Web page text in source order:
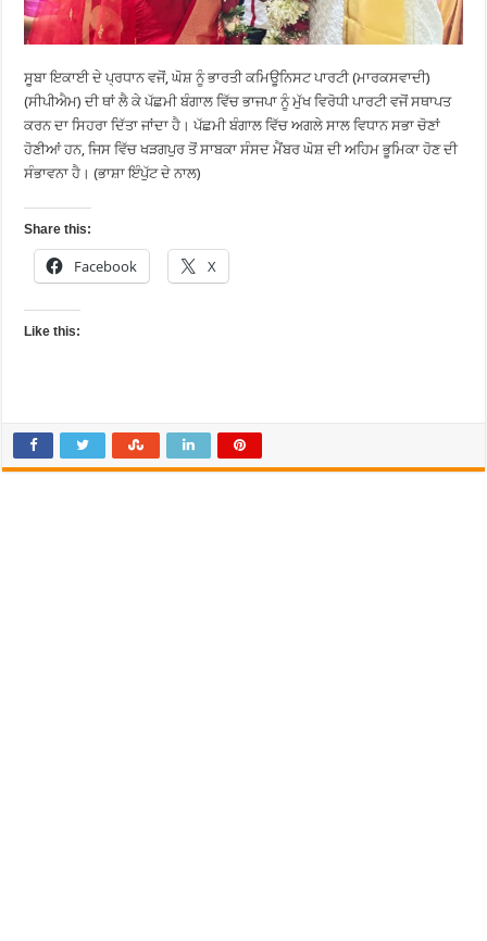
ਸੂਬਾ ਇਕਾਈ ਦੇ ਪ੍ਰਧਾਨ ਵਜੋਂ, ਘੋਸ਼ ਨੂੰ ਭਾਰਤੀ ਕਮਿਊਨਿਸਟ ਪਾਰਟੀ (ਮਾਰਕਸਵਾਦੀ)
(ਸੀਪੀਐਮ) ਦੀ ਥਾਂ ਲੈ ਕੇ ਪੱਛਮੀ ਬੰਗਾਲ ਵਿੱਚ ਭਾਜਪਾ ਨੂੰ ਮੁੱਖ ਵਿਰੋਧੀ ਪਾਰਟੀ ਵਜੋਂ ਸਥਾਪਤ
ਕਰਨ ਦਾ ਸਿਹਰਾ ਦਿੱਤਾ ਜਾਂਦਾ ਹੈ। ਪੱਛਮੀ ਬੰਗਾਲ ਵਿੱਚ ਅਗਲੇ ਸਾਲ ਵਿਧਾਨ ਸਭਾ ਚੋਣਾਂ
ਹੋਣੀਆਂ ਹਨ, ਜਿਸ ਵਿੱਚ ਖੜਗਪੁਰ ਤੋਂ ਸਾਬਕਾ ਸੰਸਦ ਮੈਂਬਰ ਘੋਸ਼ ਦੀ ਅਹਿਮ ਭੂਮਿਕਾ ਹੋਣ ਦੀ
ਸੰਭਾਵਨਾ ਹੈ। (ਭਾਸ਼ਾ ਇੰਪੁੱਟ ਦੇ ਨਾਲ)
Share this:
Facebook X
Like this: